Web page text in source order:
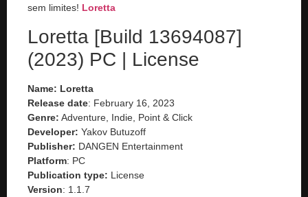
sem limites! Loretta
Loretta [Build 13694087]
(2023) PC | License
Name: Loretta
Release date: February 16, 2023
Genre: Adventure, Indie, Point & Click
Developer: Yakov Butuzoff
Publisher: DANGEN Entertainment
Platform: PC
Publication type: License
Version: 1.1.7